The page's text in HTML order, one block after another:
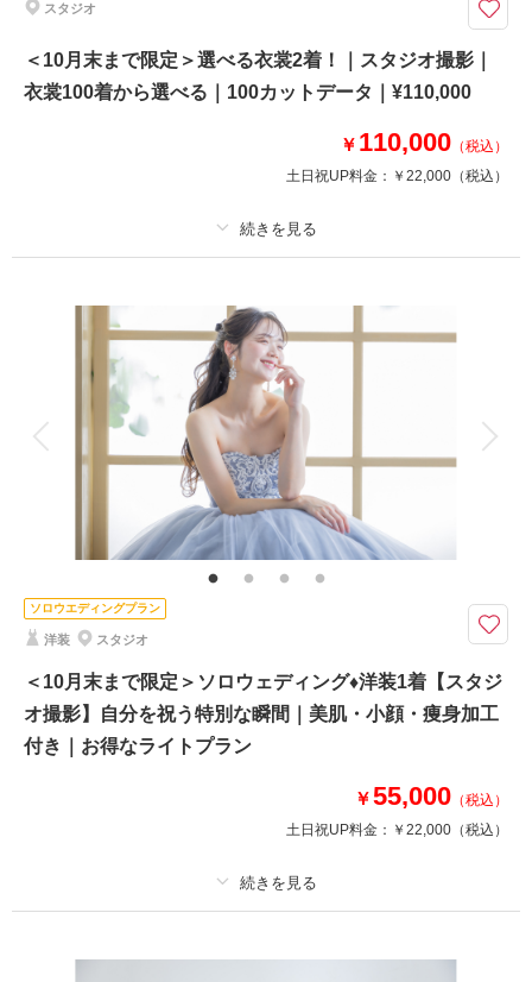
・ANTONIORIVA等のインポートも取り扱いあり
・アンティーク、パレス、フラワー等、充実したスタジオシーン
スタジオ背景の詳細はフォトギャラリーをチェック
相談予約する
来店・オンライン
スタジオ
＜10月末まで限定＞選べる衣裳2着！｜スタジオ撮影｜
衣裳100着から選べる｜100カットデータ｜¥110,000
￥ 110,000 （税込）
土日祝UP料金： ￥22,000 （税込）
新婦衣装2着
ヘアメイク
アルバム データ 100 カット
衣装追加 会食
家族と撮影 家族用衣装レンタル ペットと撮影
その他含むもの
全データ、衣裳小物（末広、5点セット、ヘアアクセサリー、草履、アクセ
サリー、シャツ、パニエ、靴など）、新郎ヘアセット、スタジオシーン利用
和装2着でも洋装2着でも！もちろん和装洋装両方でも！
・ANTONIORIVA等のインポートも取り扱いあり
・アンティーク、パレス、フラワー等、充実したスタジオシーン
※他キャンペーンとの併用不可
ソロウエディングプラン
洋装 スタジオ
＜10月末まで限定＞ソロウェディング♦洋装1着【スタジ
オ撮影】自分を祝う特別な瞬間｜美肌・小顔・痩身加工
付き｜お得なライトプラン
￥55,000 （税込）
土日祝UP料金： ￥22,000 （税込）